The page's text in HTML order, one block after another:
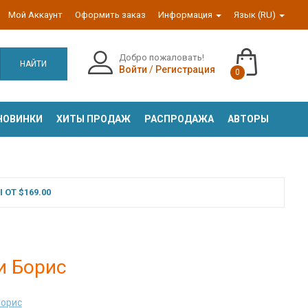
Мой Аккаунт Оформить заказ Информация Язык (RU)
НАЙТИ
Добро пожаловать!
Войти / Регистрация 0
ХИТЫ ПРОДАЖ РАСПРОДАЖА АВТОРЫ
$169.00
Борис